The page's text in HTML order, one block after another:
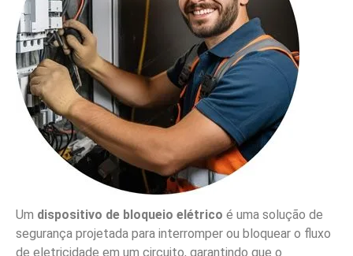
Um dispositivo de bloqueio elétrico é uma solução de
segurança projetada para interromper ou bloquear o fluxo
de eletricidade em um circuito, garantindo que o